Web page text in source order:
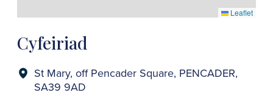
Cyfeiriad
St Mary, off Pencader Square, PENCADER,
SA39 9AD
Leaflet